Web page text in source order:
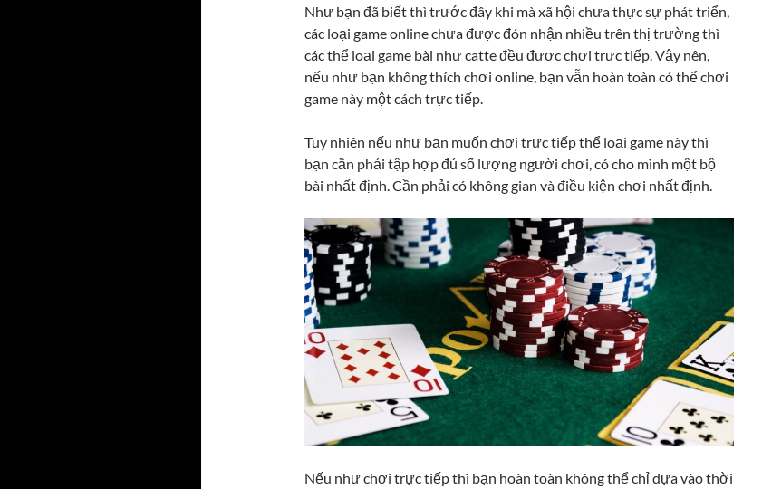
Như bạn đã biết thì trước đây khi mà xã hội chưa thực sự phát triển,
các loại game online chưa được đón nhận nhiều trên thị trường thì
các thể loại game bài như catte đều được chơi trực tiếp. Vậy nên,
nếu như bạn không thích chơi online, bạn vẫn hoàn toàn có thể chơi
game này một cách trực tiếp.
Tuy nhiên nếu như bạn muốn chơi trực tiếp thể loại game này thì
bạn cần phải tập hợp đủ số lượng người chơi, có cho mình một bộ
bài nhất định. Cần phải có không gian và điều kiện chơi nhất định.
Nếu như chơi trực tiếp thì bạn hoàn toàn không thể chỉ dựa vào thời